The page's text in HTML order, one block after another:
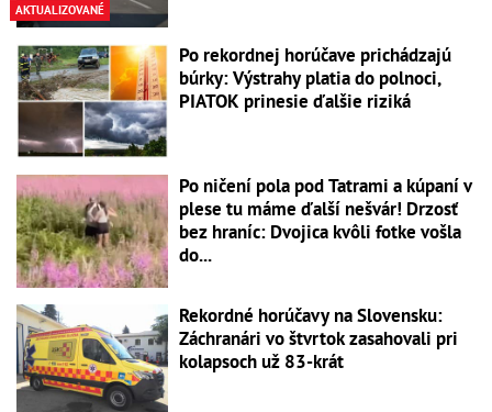
AKTUALIZOVANÉ
Po rekordnej horúčave prichádzajú
búrky: Výstrahy platia do polnoci,
PIATOK prinesie ďalšie riziká
Po ničení pola pod Tatrami a kúpaní v
plese tu máme ďalší nešvár! Drzosť
bez hraníc: Dvojica kvôli fotke vošla
do...
Rekordné horúčavy na Slovensku:
Záchranári vo štvrtok zasahovali pri
kolapsoch už 83-krát